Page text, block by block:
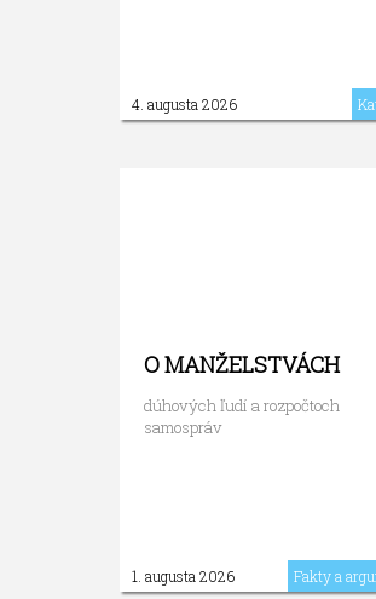
4. augusta 2026
O MANŽELSTVÁCH
dúhových ľudí a rozpočtoch
samospráv
1. augusta 2026 Fakty a